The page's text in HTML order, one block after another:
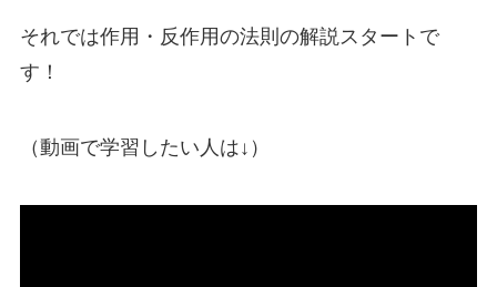
それでは作用・反作用の法則の解説スタートで
す！
（動画で学習したい人は↓）